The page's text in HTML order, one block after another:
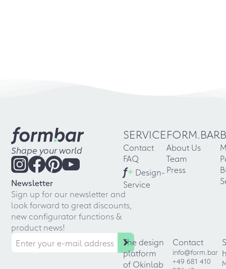
Shape your world
Newsletter
Sign up for our newsletter and
look forward to great discounts,
new configurator functions &
product news!
SERVICE
Contact
FAQ
f+ Design-
Service
FORM.BAR
About Us
Team
Press
The design
platform
of Okinlab
Contact
info@form.bar
+49 681 410